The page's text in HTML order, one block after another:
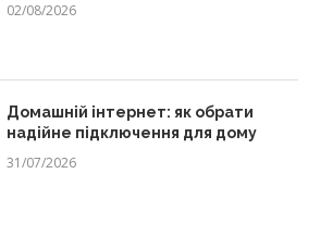
02/08/2026
Домашній інтернет: як обрати
надійне підключення для дому
31/07/2026